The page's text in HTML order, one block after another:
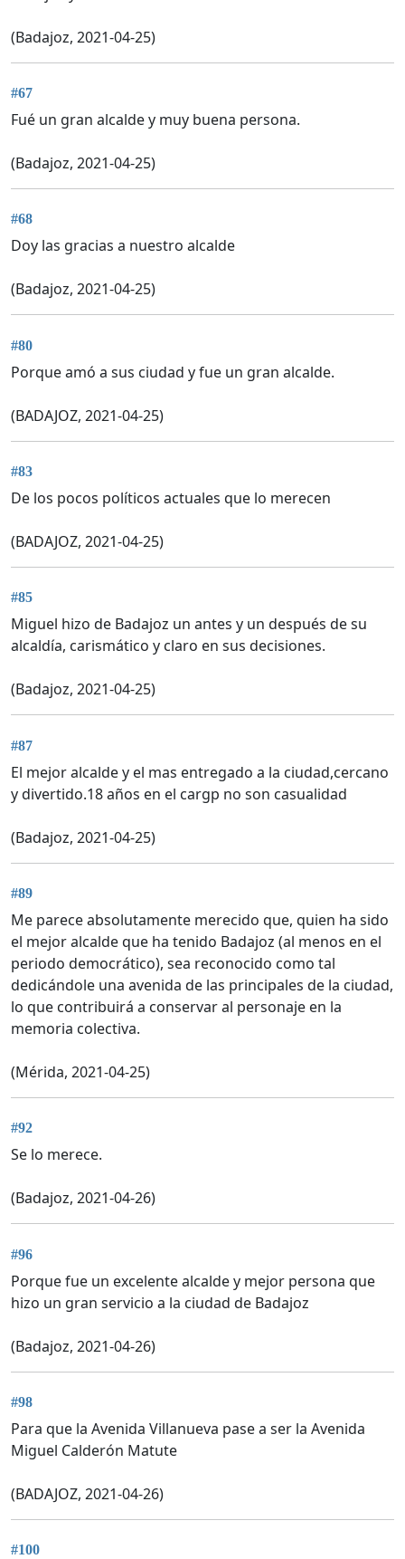
(Badajoz, 2021-04-25)
#67
Fué un gran alcalde y muy buena persona.
(Badajoz, 2021-04-25)
#68
Doy las gracias a nuestro alcalde
(Badajoz, 2021-04-25)
#80
Porque amó a sus ciudad y fue un gran alcalde.
(BADAJOZ, 2021-04-25)
#83
De los pocos políticos actuales que lo merecen
(BADAJOZ, 2021-04-25)
#85
Miguel hizo de Badajoz un antes y un después de su
alcaldía, carismático y claro en sus decisiones.
(Badajoz, 2021-04-25)
#87
El mejor alcalde y el mas entregado a la ciudad,cercano
y divertido.18 años en el cargp no son casualidad
(Badajoz, 2021-04-25)
#89
Me parece absolutamente merecido que, quien ha sido
el mejor alcalde que ha tenido Badajoz (al menos en el
periodo democrático), sea reconocido como tal
dedicándole una avenida de las principales de la ciudad,
lo que contribuirá a conservar al personaje en la
memoria colectiva.
(Mérida, 2021-04-25)
#92
Se lo merece.
(Badajoz, 2021-04-26)
#96
Porque fue un excelente alcalde y mejor persona que
hizo un gran servicio a la ciudad de Badajoz
(Badajoz, 2021-04-26)
#98
Para que la Avenida Villanueva pase a ser la Avenida
Miguel Calderón Matute
(BADAJOZ, 2021-04-26)
#100